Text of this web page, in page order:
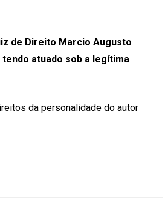
de Direito Marcio Augusto
atuado sob a legítima
da personalidade do autor